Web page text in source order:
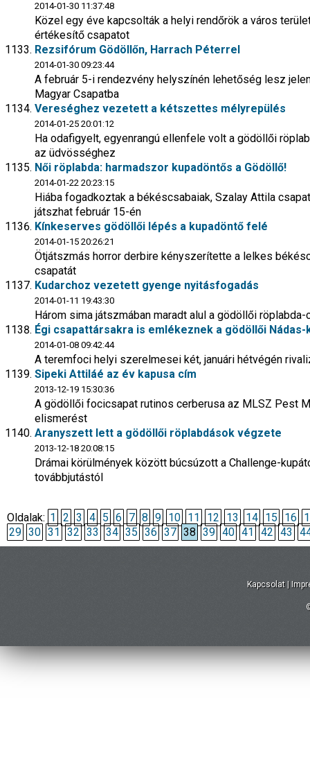
2014-01-30 11:37:48
Közel egy éve kapcsolták a helyi rendőrök a város
értékesítő csapatot
Rezsifórum Gödöllőn, Harrach Péterrel
2014-01-30 09:23:44
A február 5-i rendezvény helyszínén lehetőség lesz
Magyar Csapatba
Vereséghez vezetett a kétszettes mélyrepülés
2014-01-25 20:01:12
Ha odafigyelt, egyenrangú ellenfele volt a gödöllői
az üdvösséghez
Női röplabda: harmadszor kupadöntős a Gödöllő!
2014-01-22 20:23:15
Hiába fogadkoztak a békéscsabaiak, Szalay Attila
játszhat február 15-én
Kínkeserves gödöllői lépés a kupadöntő felé
2014-01-15 20:26:21
Ötjátszmás horror derbire kényszerítette a lelkes
csapatát
Kudarchoz vezetett gyenge nyitásfogadás
2014-01-11 19:43:30
Három sima játszmában maradt alul a gödöllői
Égi csapattársakra is emlékeznek a gödöllői Nádas-
2014-01-08 09:42:44
A teremfoci helyi szerelmesei két, januári hétvégén
Sipeki Attiláé az év kapusa cím
2013-12-19 15:30:36
A gödöllői focicsapat rutinos cerberusa az MLSZ Pest
elismerést
Aranyszett lett a gödöllői röplabdások végzete
2013-12-18 20:08:15
Drámai körülmények között búcsúzott a Challenge-
továbbjutástól
Oldalak: 1 2 3 4 5 6 7 8 9 10 11 12 13 14 15 16
29 30 31 32 33 34 35 36 37 38 39 40 41 42 43
Kapcsolat |